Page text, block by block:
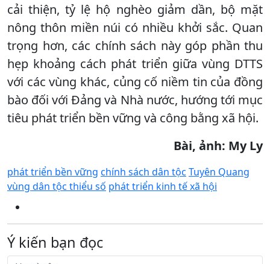
cải thiện, tỷ lệ hộ nghèo giảm dần, bộ mặt
nông thôn miền núi có nhiều khởi sắc. Quan
trọng hơn, các chính sách này góp phần thu
hẹp khoảng cách phát triển giữa vùng DTTS
với các vùng khác, củng cố niềm tin của đồng
bào đối với Đảng và Nhà nước, hướng tới mục
tiêu phát triển bền vững và công bằng xã hội.
Bài, ảnh: My Ly
phát triển bền vững chính sách dân tộc Tuyên Quang
vùng dân tộc thiểu số phát triển kinh tế xã hội
Ý kiến bạn đọc